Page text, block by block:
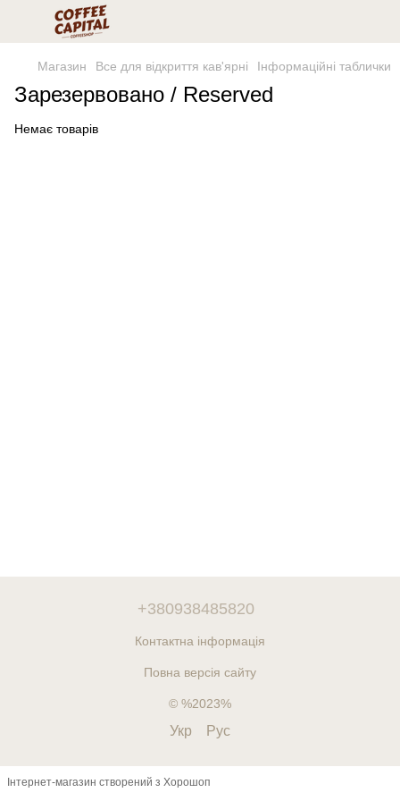
Магазин Все для відкриття кав'ярні Інформаційні таблички
Зарезервовано / Reserved
Немає товарів
+380938485820
Контактна інформація
Повна версія сайту
© %2023%
Укр Рус
Інтернет-магазин створений з Хорошоп